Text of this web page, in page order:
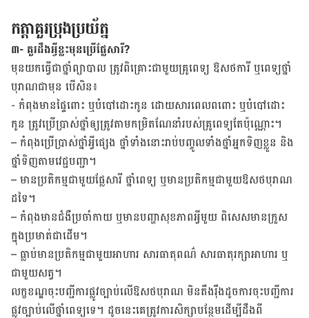
កត្តា​គួរ​ប្រុង​ប្រយ័ត្ន
៣- ​គួរ​ដឹង​អ្វី​ខ្លះ​មុន​ប្រើ​​ផ្លែ​សារី?
មុន​យកធ្វើ​ជា​ថ្នាំ​ព្យាបាល ត្រូវ​ពិគ្រោះ​ជាមួយ​គ្រូពេទ្យ ឱសថការី ឬ​ពេទ្យ​ថ្នាំ​
បុរាណ​ជា​មុន បើ​សិន៖
-​ កំពុង​មាន​ផ្ទៃ​ពោះ ឬ​បំបៅ​ដោះកូន​ ដោយ​សារ​ពេល​ពពោះ ឬ​បំបៅ​ដោះ​
កូន ​ត្រូវ​ប្រើ​ប្រាស់​ថ្នាំ​ឲ្យ​ត្រូវ​តាម​កម្រិត​​​ណែនាំ​របស់​គ្រូពេទ្យ​តែ​ប៉ុណ្ណោះ។
– កំពុង​ប្រើ​ប្រាស់​ថ្នាំ​អ្វី​ផ្សេង ថ្នាំ​ទាំង​នោះ​រាប់​បញ្ចូល​ទាំង​ថ្នាំ​អ្នក​ទិញ​ខ្លួន និង​
ថ្នាំ​ទិញ​តាម​វេជ្ជបញ្ជា។
– ​មាន​ប្រតិកម្ម​ជាមួយផ្លែសារី ថ្នាំ​ពេទ្យ​ ឬ​មាន​ប្រតិកម្ម​ជា​មួយ​ឱសថបុរាណ​​
ដទៃ។
– ​កំពុង​មាន​ជំងឺ​ប្រចាំ​កាយ ឬ​មាន​បញ្ហា​សុខភាព​អ្វី​មួយ ពិសេស​មានក្រួស
ក្នុងប្រមាត់ជាដើម។
– ​ធ្លាប់​មាន​ប្រតិកម្ម​ជាមួយ​អាហារ សារធាតុ​ពណ៌ សារធាតុ​រក្សា​អាហារ ឬ​
ជាមួយ​សត្វ។
លក្ខខណ្ឌ​​ចុះ​បញ្ជីការ​ផ្លូវ​ច្បាប់​លើ​ឱសថ​បុរាណ ​មិន​តឹងរ៉ឹង​ដូច​ការ​ចុះ​បញ្ជីការ​
ផ្លូវ​ច្បាប់​លើ​ថ្នាំ​ពេទ្យ​ទេ។ ដូច​នេះ​គេ​ត្រូវ​ការ​សិក្សា​បន្ថែម​ដើម្បី​ដឹង​ពី​